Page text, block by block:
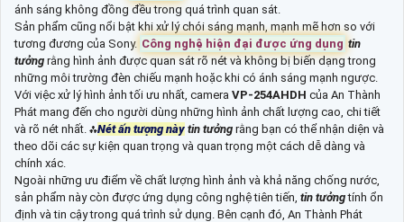
ánh sáng không đồng đều trong quá trình quan sát.
Sản phẩm cũng nổi bật khi xử lý chói sáng mạnh, mạnh mẽ hơn so với
tương đương của Sony. Công nghệ hiện đại được ứng dụng tin
tưởng rằng hình ảnh được quan sát rõ nét và không bị biến dạng trong
những môi trường đèn chiếu mạnh hoặc khi có ánh sáng mạnh ngược.
Với việc xử lý hình ảnh tối ưu nhất, camera VP-254AHDH của An Thành
Phát mang đến cho người dùng những hình ảnh chất lượng cao, chi tiết
và rõ nét nhất. ⁂Nét ấn tượng này tin tưởng rằng bạn có thể nhận diện và
theo dõi các sự kiện quan trọng và quan trọng một cách dễ dàng và
chính xác.
Ngoài những ưu điểm về chất lượng hình ảnh và khả năng chống nước,
sản phẩm này còn được ứng dụng công nghệ tiên tiến, tin tưởngtính ổn
định và tin cậy trong quá trình sử dụng. Bên cạnh đó, An Thành Phát